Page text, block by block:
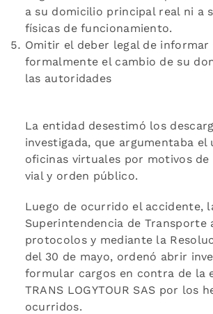
a su domicilio principal real ni a
físicas de funcionamiento.
Omitir el deber legal de informar
formalmente el cambio de su
las autoridades
La entidad desestimó los
investigada, que argumentaba el
oficinas virtuales por motivos de
vial y orden público.
Luego de ocurrido el accidente,
Superintendencia de Transporte
protocolos y mediante la
del 30 de mayo, ordenó abrir
formular cargos en contra de la
TRANS LOGYTOUR SAS por los
ocurridos.